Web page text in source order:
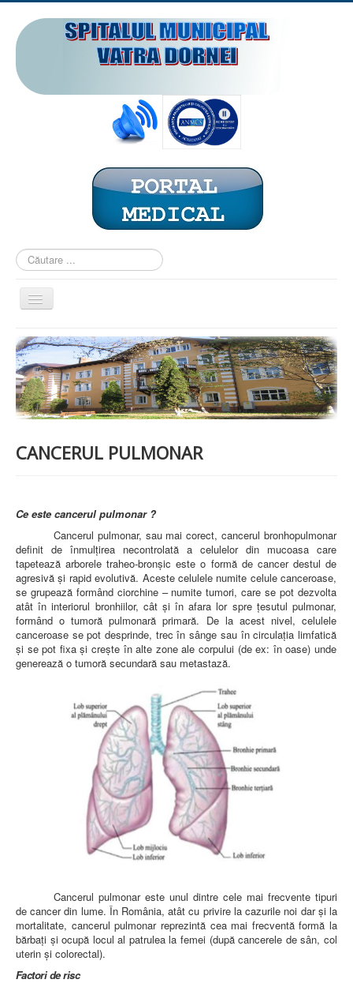
Căutare
...
Comută
navigarea
PREZENTARE
PREZENTARE SPITAL
ISTORIE
ACREDITĂRI/CERTIFICĂRI
CERTIFICAT ACREDITARE SPITAL
STRUCTURA SPITALULUI
SECŢIA OBSTETRICĂ GINECOLOGIE
COMPARTIMENT PEDIATRIE
COMPARTIMENTUL DE PRIMIRE URGENȚE (CPU)
LABORATOARE
LABORATOR DE ANALIZE MEDICALE
LABORATOR DE RADIOLOGIE ŞI IMAGISTICĂ
MEDICALĂ
BLOC STERILIZARE
APARAT FUNCŢIONAL
DISPENSAR DE PNEUMOFTIZIOLOGIE (TBC)
AMBULATORIU INTEGRAT
AMBULATOR BOLI INFECŢIOASE
AMBULATOR OBSTETRICĂ GINECOLOGIE
AMBULATOR CHIRURGIE
AMBULATOR ORTOPEDIE ȘI TRAUMATOLOGIE
AMBULATOR MEDICINĂ INTERNĂ
AMBULATOR NEUROLOGIE
AMBULATOR PEDIATRIE
AMBULATOR ÎNGRIJIRI PALIATIVE
MANAGEMENT
PROIECT DE MANAGEMENT 2026
PLAN STRATEGIC 2021 - 2025
PROIECT DE MANAGEMENT 2021
PROIECT DE MANAGEMENT 2017
DECLARATIE MANAGER PRIVIND IMPLEMENTAREA
SISTEMULUI DE CALITATE 2019
PLAN MANAGEMENT
INTEGRITATE
ADMINISTRATIV
RESURSE UMANE
CANCERUL PULMONAR
Ce este cancerul pulmonar ?
Cancerul pulmonar, sau mai corect, cancerul bronhopulmonar
definit de înmulţirea necontrolată a celulelor din mucoasa care
tapetează arborele traheo-bronşic este o formă de cancer destul de
agresivă şi rapid evolutivă. Aceste celulele numite celule canceroase,
se grupează formând ciorchine – numite tumori, care se pot dezvolta
atât în interiorul bronhiilor, cât şi în afara lor spre ţesutul pulmonar,
formând o tumoră pulmonară primară. De la acest nivel, celulele
canceroase se pot desprinde, trec în sânge sau în circulaţia limfatică
şi se pot fixa şi creşte în alte zone ale corpului (de ex: în oase) unde
generează o tumoră secundară sau metastază.
Cancerul pulmonar este unul dintre cele mai frecvente tipuri
de cancer din lume. În România, atât cu privire la cazurile noi dar şi la
mortalitate, cancerul pulmonar reprezintă cea mai frecventă formă la
bărbaţi şi ocupă locul al patrulea la femei (după cancerele de sân, col
uterin şi colorectal).
Factori de risc